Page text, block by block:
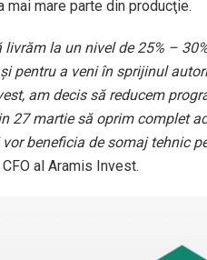
mai mare parte din producţie.
livrăm la un nivel de 25% –
pentru a veni în sprijinul
am decis să reducem
27 martie să oprim complet
beneficia de somaj tehnic
al Aramis Invest.